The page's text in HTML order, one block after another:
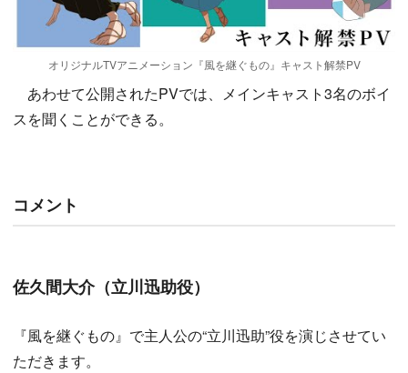
オリジナルTVアニメーション『風を継ぐもの』キャスト解禁PV
あわせて公開されたPVでは、メインキャスト3名のボイ
スを聞くことができる。
コメント
佐久間大介（立川迅助役）
『風を継ぐもの』で主人公の“立川迅助”役を演じさせてい
ただきます。